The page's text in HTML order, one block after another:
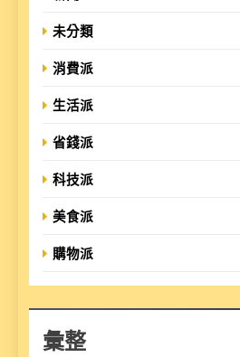
未分類
消費派
生活派
省錢派
科技派
美食派
購物派
彙整